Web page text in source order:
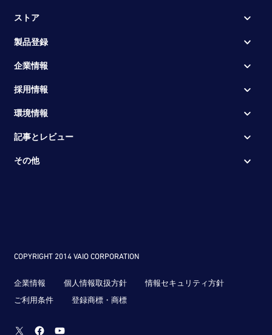
ストア
製品登録
企業情報
採用情報
環境情報
記事とレビュー
その他
COPYRIGHT 2014 VAIO CORPORATION
企業情報 個人情報取扱方針
情報セキュリティ方針
ご利用条件
登録商標・商標
TwitterFacebookYoutube